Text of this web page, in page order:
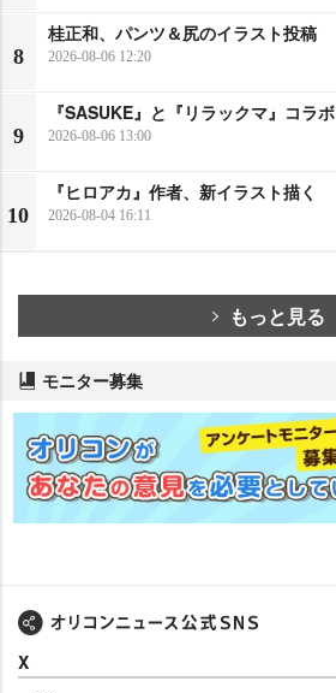
8
桂正和、パンツ＆尻のイラスト投稿
2026-08-06 12:20
9
『SASUKE』と『リラックマ』コラボ
2026-08-06 13:00
10
『ヒロアカ』作者、新イラスト描く
2026-08-04 16:11
もっと見る
モニター募集
X